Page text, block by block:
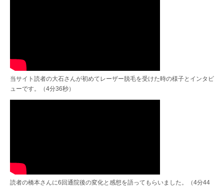
当サイト読者の大石さんが初めてレーザー脱毛を受けた時の様子とインタビ
ューです。（4分36秒）
読者の橋本さんに6回通院後の変化と感想を語ってもらいました。（4分44